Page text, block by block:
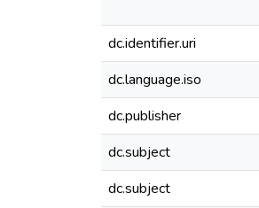
dc.identifier.uri
dc.language.iso
dc.publisher
dc.subject
dc.subject